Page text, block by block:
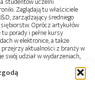
Zaglądają tu właściciele
zarządzający średniego
Oprócz artykułów
porady i pełne kursy
w elektronice, a także
aktualności z branży w
swój udział w wydarzeniach,
pełni również rolę
konkursów, hackathonów